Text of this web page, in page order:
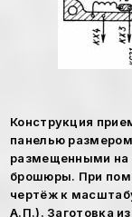
Конструкция
панелью
размещенными на
брошюры. При
чертёж к
А.П.). Заготовка